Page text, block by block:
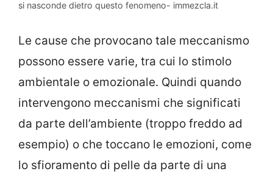
si nasconde dietro questo fenomeno- immezcla.it
Le cause che provocano tale meccanismo
possono essere varie, tra cui lo stimolo
ambientale o emozionale. Quindi quando
intervengono meccanismi che significati
da parte dell’ambiente (troppo freddo ad
esempio) o che toccano le emozioni, come
lo sfioramento di pelle da parte di una